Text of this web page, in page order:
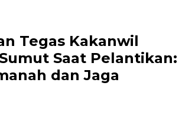
Tegas Kakanwil
Saat Pelantikan:
dan Jaga